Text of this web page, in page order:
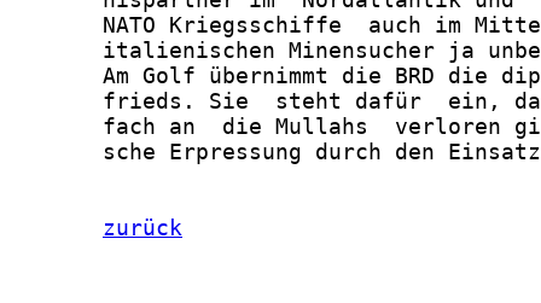
zurück